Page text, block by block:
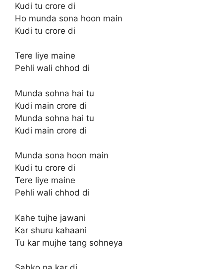
Kudi tu crore di
Ho munda sona hoon main
Kudi tu crore di
Tere liye maine
Pehli wali chhod di
Munda sohna hai tu
Kudi main crore di
Munda sohna hai tu
Kudi main crore di
Munda sona hoon main
Kudi tu crore di
Tere liye maine
Pehli wali chhod di
Kahe tujhe jawani
Kar shuru kahaani
Tu kar mujhe tang sohneya